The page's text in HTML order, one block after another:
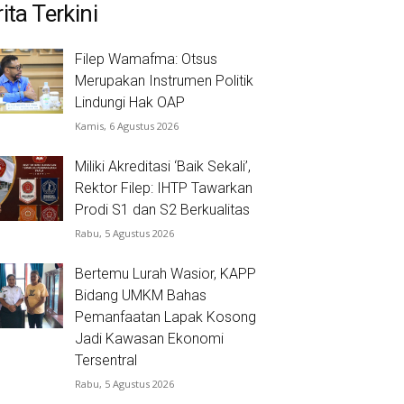
Terkini
Filep Wamafma: Otsus
Merupakan Instrumen Politik
Lindungi Hak OAP
Kamis, 6 Agustus 2026
Miliki Akreditasi ‘Baik Sekali’,
Rektor Filep: IHTP Tawarkan
Prodi S1 dan S2 Berkualitas
Rabu, 5 Agustus 2026
Bertemu Lurah Wasior, KAPP
Bidang UMKM Bahas
Pemanfaatan Lapak Kosong
Jadi Kawasan Ekonomi
Tersentral
Rabu, 5 Agustus 2026